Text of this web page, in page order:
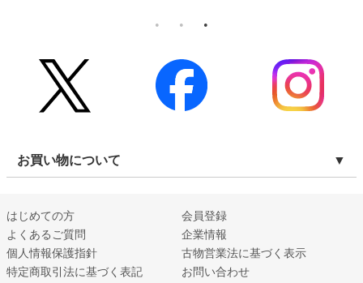
お買い物について
はじめての方
会員登録
よくあるご質問
企業情報
個人情報保護指針
古物営業法に基づく表示
特定商取引法に基づく表記
お問い合わせ